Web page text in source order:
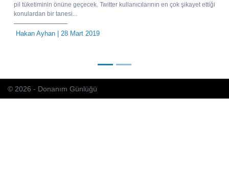
pil tüketiminin önüne geçecek. Twitter kullanıcılarının en çok şikayet ettiği
konulardan bir tanesi...
Hakan Ayhan | 28 Mart 2019
© 2026 - Donanım Günlüğü